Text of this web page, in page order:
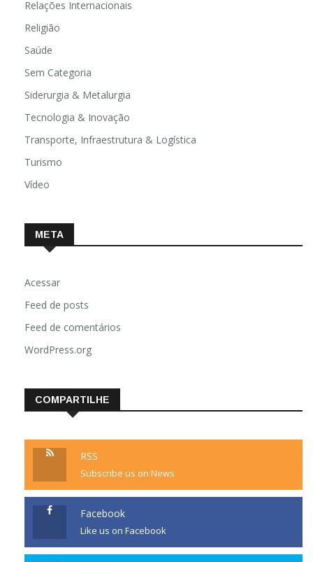
Relações Internacionais
Religião
Saúde
Sem Categoria
Siderurgia & Metalurgia
Tecnologia & Inovação
Transporte, Infraestrutura & Logística
Turismo
Vídeo
META
Acessar
Feed de posts
Feed de comentários
WordPress.org
COMPARTILHE
RSS
Subscribe us on News
Facebook
Like us on Facebook